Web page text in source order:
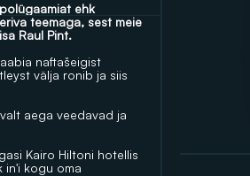
ehk
teemaga, sest meie
Raul Pint.
naftašeigist
välja ronib ja siis
aega veedavad ja
Kairo Hiltoni hotellis
in'i kogu oma